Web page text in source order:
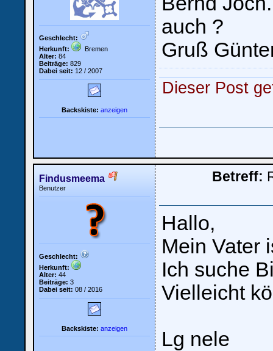
Geschlecht:
Herkunft:
Bremen
Alter: 84
Beiträge: 829
Dabei seit: 12 / 2007
Backskiste: anzeigen
auch ?
Gruß
Dieser Post
Findusmeema
Benutzer
Geschlecht:
Herkunft:
Alter: 44
Beiträge: 3
Dabei seit: 08 / 2016
Backskiste: anzeigen
Betreff:
Hallo,
Mein Vater
Ich suche
Vielleicht
Lg nele